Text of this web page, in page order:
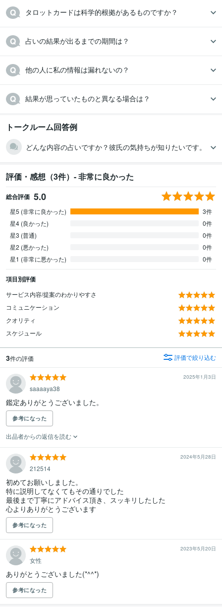
タロットカードは科学的根拠があるものですか？
占いの結果が出るまでの期間は？
他の人に私の情報は漏れないの？
結果が思っていたものと異なる場合は？
トークルーム回答例
どんな内容の占いですか？彼氏の気持ちが知りたいです。
評価・感想（3件）- 非常に良かった
総合評価 5.0
星5 (非常に良かった)
3件
星4 (良かった)
0件
星3 (普通)
0件
星2 (悪かった)
0件
星1 (非常に悪かった)
0件
項目別評価
サービス内容/提案のわかりやすさ
コミュニケーション
クオリティ
スケジュール
3件の評価 評価で絞り込む
2025年1月3日
saaaaya38
鑑定ありがとうございました。
参考になった
出品者からの返信を読む
2024年5月28日
212514
初めてお願いしました。
特に説明してなくてもその通りでした
最後まで丁寧にアドバイス頂き、スッキリしたした
心よりありがとうございます
参考になった
2023年5月20日
女性
ありがとうございました(*^^*)
参考になった